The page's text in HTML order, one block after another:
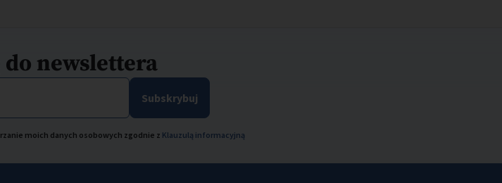
do newslettera
Subskrybuj
moich danych osobowych zgodnie z Klauzulą informacyjną